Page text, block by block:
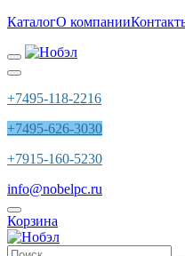
КаталогО компании
+7495-118-2216
+7495-626-3030
+7915-160-5230
info@nobelpc.ru
Корзина